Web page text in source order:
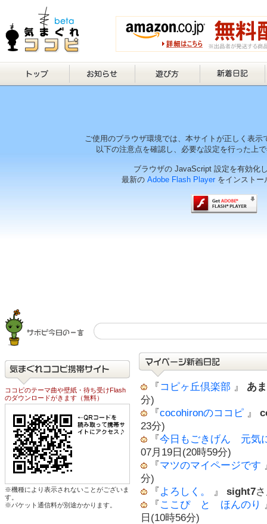
ご使用のブラウザ環境では、本サイトが正しく表示
以下の注意点を確認し、必要な設定を行った上
ブラウザの JavaScript 設定を有効化
最新の Adobe Flash Player をインストー
ココピのテーマ曲や壁紙・待ち受けFlash
のダウンロードがきます（無料）
※機種により表示されないことがございま
す。
※パケット通信料が別途かかります。
『 コピヶ丘倶楽部 』
あ
分)
『cocohironのココピ 』
23分)
『今日もごきげん 元気
07月19日(20時59分)
『マツのマイページです
分)
『 よろしく。 』 sight7
『 ここぴ と ほんのり
日(10時56分)